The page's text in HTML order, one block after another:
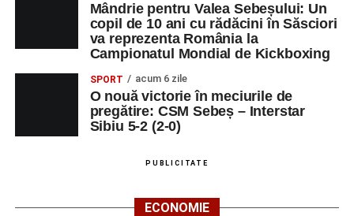
Mândrie pentru Valea Sebeșului: Un
copil de 10 ani cu rădăcini în Săsciori
va reprezenta România la
Campionatul Mondial de Kickboxing
SPORT acum 6 zile
O nouă victorie în meciurile de
pregătire: CSM Sebeș – Interstar
Sibiu 5-2 (2-0)
PUBLICITATE
ECONOMIE